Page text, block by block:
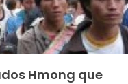
Hmong que